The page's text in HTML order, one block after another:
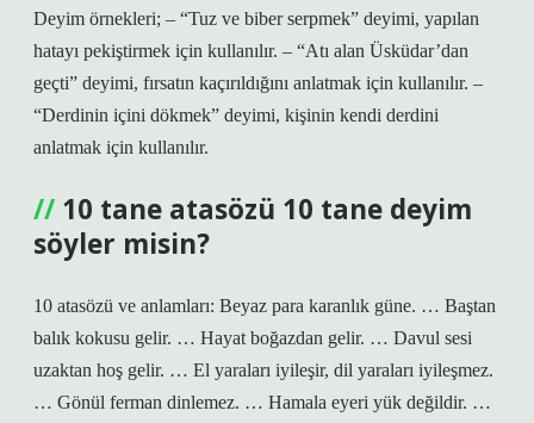
Deyim örnekleri; – “Tuz ve biber serpmek” deyimi, yapılan
hatayı pekiştirmek için kullanılır. – “Atı alan Üsküdar’dan
geçti” deyimi, fırsatın kaçırıldığını anlatmak için kullanılır. –
“Derdinin içini dökmek” deyimi, kişinin kendi derdini
anlatmak için kullanılır.
10 tane atasözü 10 tane deyim
söyler misin?
10 atasözü ve anlamları: Beyaz para karanlık güne. … Baştan
balık kokusu gelir. … Hayat boğazdan gelir. … Davul sesi
uzaktan hoş gelir. … El yaraları iyileşir, dil yaraları iyileşmez.
… Gönül ferman dinlemez. … Hamala eyeri yük değildir. …